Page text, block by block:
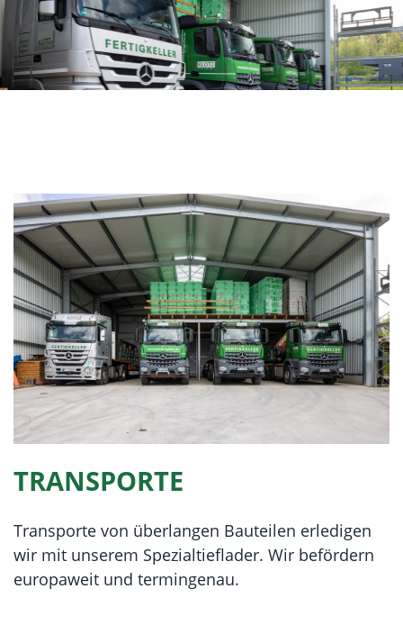
TRANSPORTE
Transporte von überlangen Bauteilen erledigen
wir mit unserem Spezialtieflader. Wir befördern
europaweit und termingenau.